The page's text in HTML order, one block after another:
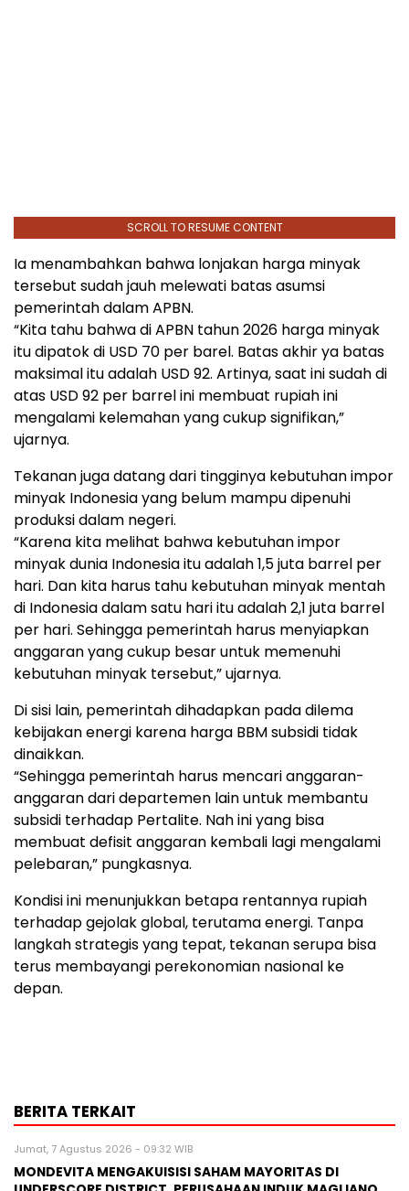
SCROLL TO RESUME CONTENT
Ia menambahkan bahwa lonjakan harga minyak
tersebut sudah jauh melewati batas asumsi
pemerintah dalam APBN.
“Kita tahu bahwa di APBN tahun 2026 harga minyak
itu dipatok di USD 70 per barel. Batas akhir ya batas
maksimal itu adalah USD 92. Artinya, saat ini sudah di
atas USD 92 per barrel ini membuat rupiah ini
mengalami kelemahan yang cukup signifikan,”
ujarnya.
Tekanan juga datang dari tingginya kebutuhan impor
minyak Indonesia yang belum mampu dipenuhi
produksi dalam negeri.
“Karena kita melihat bahwa kebutuhan impor
minyak dunia Indonesia itu adalah 1,5 juta barrel per
hari. Dan kita harus tahu kebutuhan minyak mentah
di Indonesia dalam satu hari itu adalah 2,1 juta barrel
per hari. Sehingga pemerintah harus menyiapkan
anggaran yang cukup besar untuk memenuhi
kebutuhan minyak tersebut,” ujarnya.
Di sisi lain, pemerintah dihadapkan pada dilema
kebijakan energi karena harga BBM subsidi tidak
dinaikkan.
“Sehingga pemerintah harus mencari anggaran-
anggaran dari departemen lain untuk membantu
subsidi terhadap Pertalite. Nah ini yang bisa
membuat defisit anggaran kembali lagi mengalami
pelebaran,” pungkasnya.
Kondisi ini menunjukkan betapa rentannya rupiah
terhadap gejolak global, terutama energi. Tanpa
langkah strategis yang tepat, tekanan serupa bisa
terus membayangi perekonomian nasional ke
depan.
BERITA TERKAIT
Jumat, 7 Agustus 2026 - 09:32 WIB
MONDEVITA MENGAKUISISI SAHAM MAYORITAS DI